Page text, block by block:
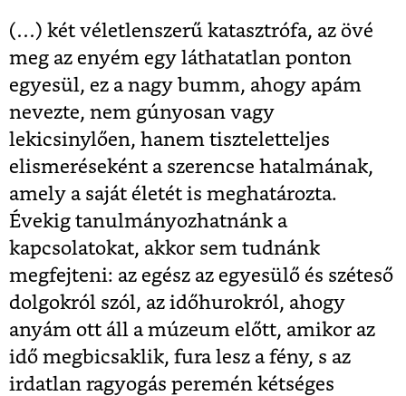
(…) két véletlenszerű katasztrófa, az övé
meg az enyém egy láthatatlan ponton
egyesül, ez a nagy bumm, ahogy apám
nevezte, nem gúnyosan vagy
lekicsinylően, hanem tiszteletteljes
elismeréseként a szerencse hatalmának,
amely a saját életét is meghatározta.
Évekig tanulmányozhatnánk a
kapcsolatokat, akkor sem tudnánk
megfejteni: az egész az egyesülő és széteső
dolgokról szól, az időhurokról, ahogy
anyám ott áll a múzeum előtt, amikor az
idő megbicsaklik, fura lesz a fény, s az
irdatlan ragyogás peremén kétséges